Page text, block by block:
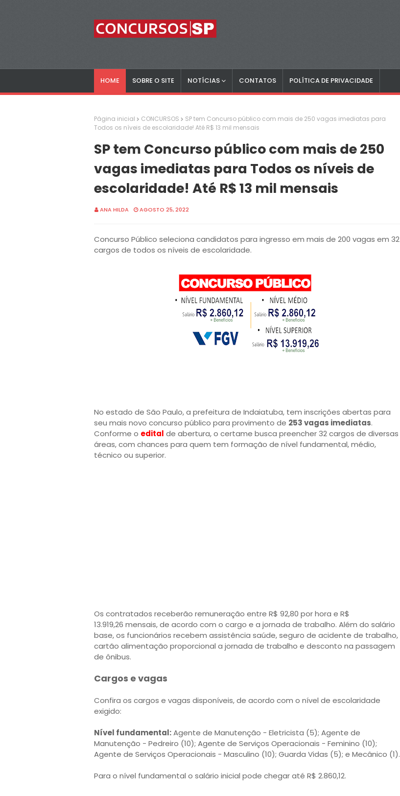
HOME SOBRE O SITE NOTÍCIAS CONTATOS POLÍTICA DE PRIVACIDADE
Página inicial CONCURSOS
SP tem Concurso público com mais de 250 vagas imediatas para
Todos os níveis de escolaridade! Até R$ 13 mil mensais
SP tem Concurso público com mais de 250
vagas imediatas para Todos os níveis de
escolaridade! Até R$ 13 mil mensais
ANA HILDA AGOSTO 25, 2022
Concurso Público seleciona candidatos para ingresso em mais de 200 vagas em 32
cargos de todos os níveis de escolaridade.
No estado de São Paulo, a prefeitura de Indaiatuba, tem inscrições abertas para
seu mais novo concurso público para provimento de 253 vagas imediatas.
Conforme o edital de abertura, o certame busca preencher 32 cargos de diversas
áreas, com chances para quem tem formação de nível fundamental, médio,
técnico ou superior.
Os contratados receberão remuneração entre R$ 92,80 por hora e R$
13.919,26 mensais, de acordo com o cargo e a jornada de trabalho. Além do salário
base, os funcionários recebem assistência saúde, seguro de acidente de trabalho,
cartão alimentação proporcional a jornada de trabalho e desconto na passagem
de ônibus.
Cargos e vagas
Confira os cargos e vagas disponíveis, de acordo com o nível de escolaridade
exigido:
Nível fundamental:Agente de Manutenção - Eletricista (5); Agente de
Manutenção - Pedreiro (10); Agente de Serviços Operacionais - Feminino (10);
Agente de Serviços Operacionais - Masculino (10); Guarda Vidas (5); e Mecânico (1).
Para o nível fundamental o salário inicial pode chegar até R$ 2.860,12.